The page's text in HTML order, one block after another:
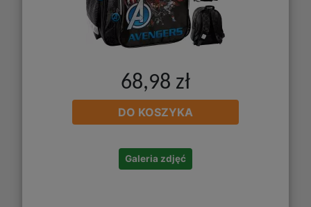
68,98 zł
DO KOSZYKA
Galeria zdjęć